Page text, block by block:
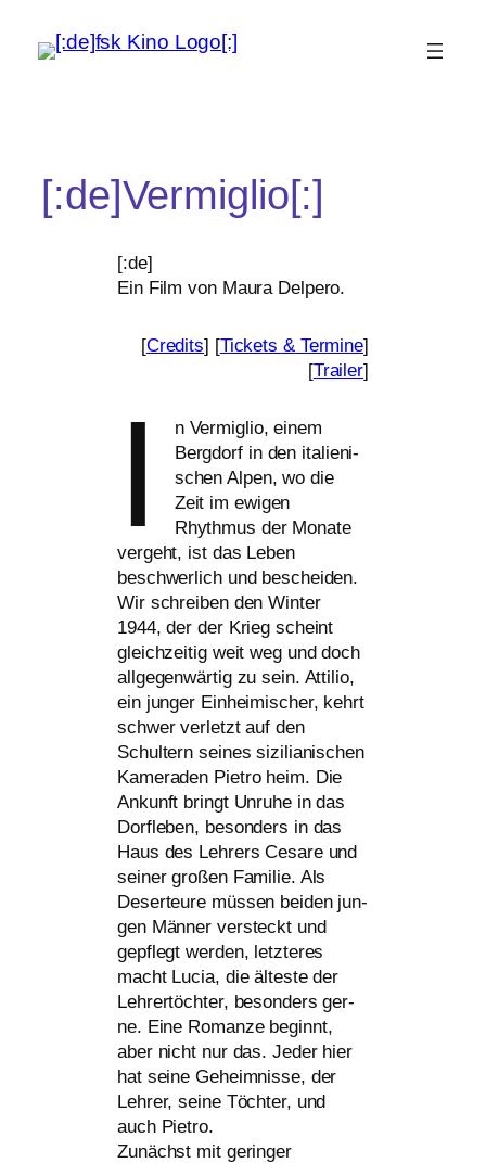
[:de]Vermiglio[:]
[:de]
Ein Film von Maura Delpero.
[Credits] [Tickets &Termine]
[Trailer]
I
n Vermiglio, einem
Bergdorf in den ita­lie­ni­
schen Alpen, wo die
Zeit im ewi­gen
Rhythmus der Monate
ver­geht, ist das Leben
beschwer­lich und beschei­den.
Wir schrei­ben den Winter
1944, der der Krieg scheint
gleich­zei­tig weit weg und doch
all­ge­gen­wär­tig zu sein. Attilio,
ein jun­ger Einheimischer, kehrt
schwer ver­letzt auf den
Schultern sei­nes sizi­lia­ni­schen
Kameraden Pietro heim. Die
Ankunft bringt Unruhe in das
Dorfleben, beson­ders in das
Haus des Lehrers Cesare und
sei­ner gro­ßen Familie. Als
Deserteure müs­sen bei­den jun­
gen Männer ver­steckt und
gepflegt wer­den, letz­te­res
macht Lucia, die ältes­te der
Lehrertöchter, beson­ders ger­
ne. Eine Romanze beginnt,
aber nicht nur das. Jeder hier
hat sei­ne Geheimnisse, der
Lehrer, sei­ne Töchter, und
auch Pietro.
Zunächst mit gerin­ger